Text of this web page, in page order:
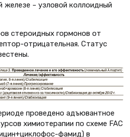
– узловой коллоидный
стероидных гормонов от
отрицательная. Статус
проведено адъювантное
химиотерапии по схеме FAC
фамид) в